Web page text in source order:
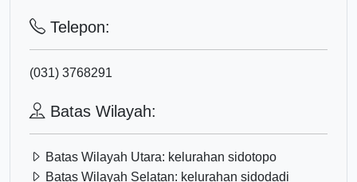
Telepon:
(031) 3768291
Batas Wilayah:
Batas Wilayah Utara: kelurahan sidotopo
Batas Wilayah Selatan: kelurahan sidodadi